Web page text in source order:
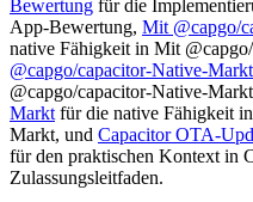
Bewertung für die
App-Bewertung, Mit @capgo/
native Fähigkeit in Mit
@capgo/capacitor-Native-Markt
@capgo/capacitor-Native-
Markt für die native Fähigkeit
Markt, und Capacitor OTA-
für den praktischen Kontext in
Zulassungsleitfaden.